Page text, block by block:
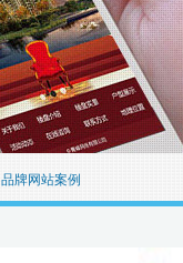
品牌网站案例